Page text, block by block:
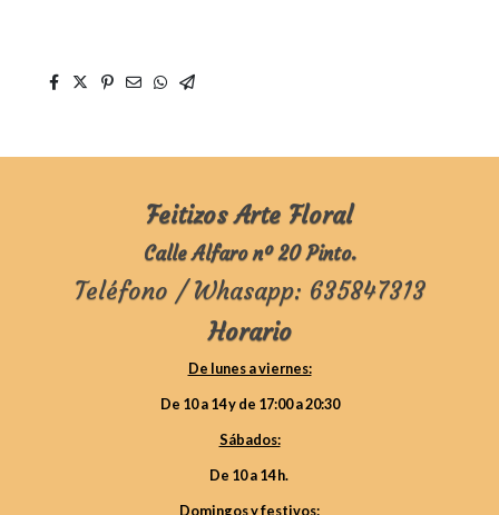
Feitizos Arte Floral
Calle Alfaro nº 20 Pinto.
Teléfono / Whasapp: 635847313
Horario
De lunes a viernes:
De 10 a 14 y de 17:00 a 20:30
Sábados:
De 10 a 14 h.
Domingos y festivos: